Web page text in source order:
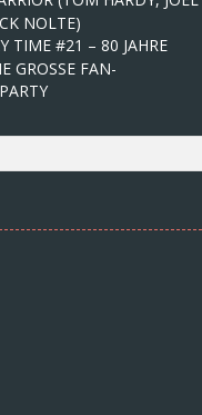
NOLTE)
TIME #21 – 80 JAHRE
GROSSE FAN-